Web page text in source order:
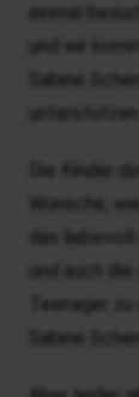
einmal
und wir
Sabine
Die Kinder
Wünsche,
das
und auch
Teenager
Sabine